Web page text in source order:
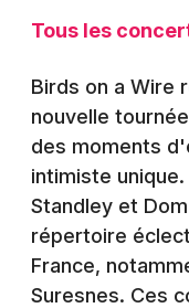
Manifestations
Foires & salons
Spectacles
Concerts
Mulhouse
Nantes
Nice
Tous les
Birds on a Wire
nouvelle
des moments
intimiste
Standley et
répertoire
France,
Suresnes. Ces